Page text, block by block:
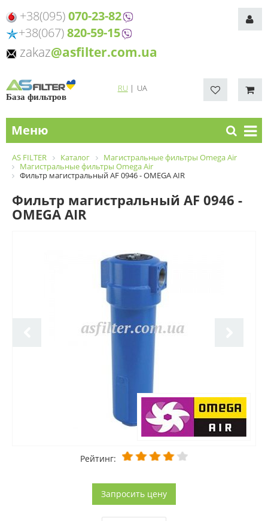
+38(095)070-23-82
+38(067)820-59-15
zakaz@asfilter.com.ua
База фильтров
RU| UA
Меню
AS FILTER Каталог
Магистральные фильтры Omega Air
Магистральные фильтры Omega Air
Фильтр магистральный AF 0946 - OMEGA AIR
Фильтр магистральный AF 0946 -
OMEGA AIR
Рейтинг:
Запросить цену